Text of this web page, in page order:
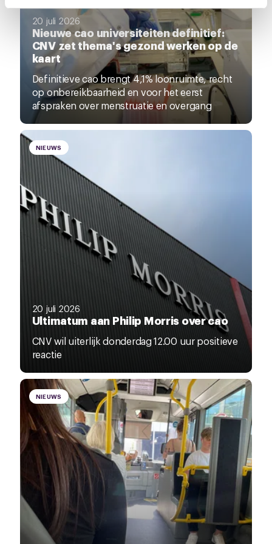
intrekken via decookieverklaring
of door te klikken op
het ronde cookie-instellingenicoontje linksonder op de
pagina.
20 juli 2026
Nieuwe cao universiteiten definitief:
CNV zet thema's gezond werken op de
kaart
Definitieve cao brengt 4,1% loonruimte, recht
op onbereikbaarheid en voor het eerst
afspraken over menstruatie en overgang
NIEUWS
20 juli 2026
Ultimatum aan Philip Morris over cao
CNV wil uiterlijk donderdag 12.00 uur positieve
reactie
NIEUWS